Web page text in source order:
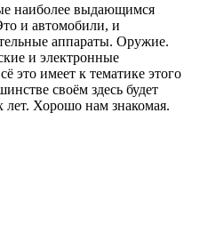
наиболее выдающимся
и автомобили, и
аппараты. Оружие.
и электронные
это имеет к тематике этого
своём здесь будет
лет. Хорошо нам знакомая.